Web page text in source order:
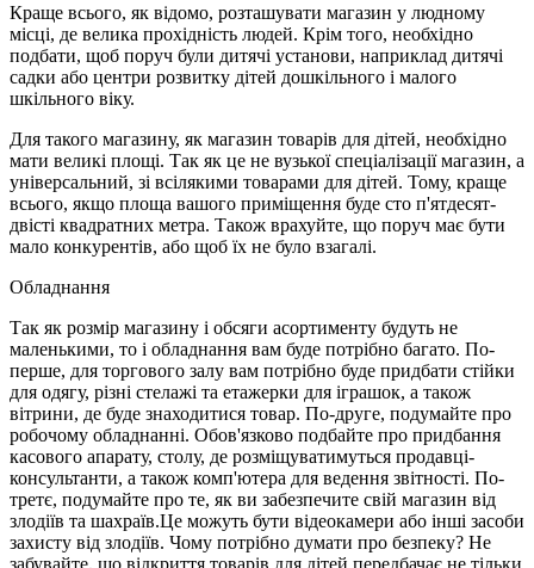
Краще всього, як відомо, розташувати магазин у людному
місці, де велика прохідність людей. Крім того, необхідно
подбати, щоб поруч були дитячі установи, наприклад дитячі
садки або центри розвитку дітей дошкільного і малого
шкільного віку.
Для такого магазину, як магазин товарів для дітей, необхідно
мати великі площі. Так як це не вузької спеціалізації магазин, а
універсальний, зі всілякими товарами для дітей. Тому, краще
всього, якщо площа вашого приміщення буде сто п'ятдесят-
двісті квадратних метра. Також врахуйте, що поруч має бути
мало конкурентів, або щоб їх не було взагалі.
Обладнання
Так як розмір магазину і обсяги асортименту будуть не
маленькими, то і обладнання вам буде потрібно багато. По-
перше, для торгового залу вам потрібно буде придбати стійки
для одягу, різні стелажі та етажерки для іграшок, а також
вітрини, де буде знаходитися товар. По-друге, подумайте про
робочому обладнанні. Обов'язково подбайте про придбання
касового апарату, столу, де розміщуватимуться продавці-
консультанти, а також комп'ютера для ведення звітності. По-
третє, подумайте про те, як ви забезпечите свій магазин від
злодіїв та шахраїв.Це можуть бути відеокамери або інші засоби
захисту від злодіїв. Чому потрібно думати про безпеку? Не
забувайте, що відкриття товарів для дітей передбачає не тільки